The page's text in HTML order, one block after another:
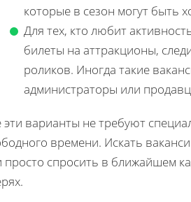
которые в сезон могут быть
Для тех, кто любит
билеты на аттракционы,
роликов. Иногда такие
администраторы или
эти варианты не требуют
времени. Искать
просто спросить в ближайшем